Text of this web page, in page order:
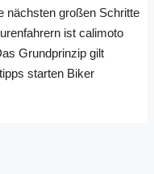
nächsten großen Schritte
ist calimoto
Grundprinzip gilt
starten Biker